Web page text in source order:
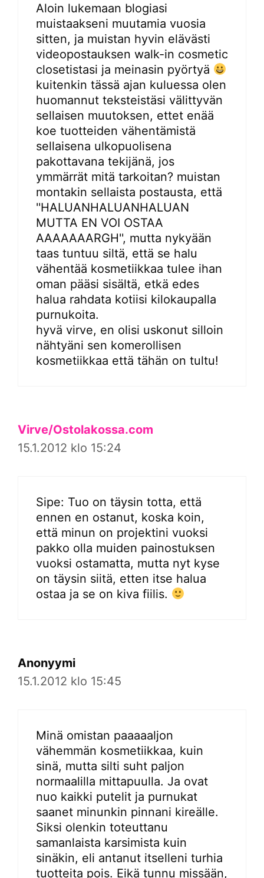
Aloin lukemaan blogiasi
muistaakseni muutamia vuosia
sitten, ja muistan hyvin elävästi
videopostauksen walk-in cosmetic
closetistasi ja meinasin pyörtyä
kuitenkin tässä ajan kuluessa olen
huomannut teksteistäsi välittyvän
sellaisen muutoksen, ettet enää
koe tuotteiden vähentämistä
sellaisena ulkopuolisena
pakottavana tekijänä, jos
ymmärrät mitä tarkoitan? muistan
montakin sellaista postausta, että
''HALUANHALUANHALUAN
MUTTA EN VOI OSTAA
AAAAAAARGH'', mutta nykyään
taas tuntuu siltä, että se halu
vähentää kosmetiikkaa tulee ihan
oman pääsi sisältä, etkä edes
halua rahdata kotiisi kilokaupalla
purnukoita.
hyvä virve, en olisi uskonut silloin
nähtyäni sen komerollisen
kosmetiikkaa että tähän on tultu!
Virve/Ostolakossa.com
15.1.2012 klo 15:24
Sipe: Tuo on täysin totta, että
ennen en ostanut, koska koin,
että minun on projektini vuoksi
pakko olla muiden painostuksen
vuoksi ostamatta, mutta nyt kyse
on täysin siitä, etten itse halua
ostaa ja se on kiva fiilis.
Anonyymi
15.1.2012 klo 15:45
Minä omistan paaaaaljon
vähemmän kosmetiikkaa, kuin
sinä, mutta silti suht paljon
normaalilla mittapuulla. Ja ovat
nuo kaikki putelit ja purnukat
saanet minunkin pinnani kireälle.
Siksi olenkin toteuttanu
samanlaista karsimista kuin
sinäkin, eli antanut itselleni turhia
tuotteita pois. Eikä tunnu missään,